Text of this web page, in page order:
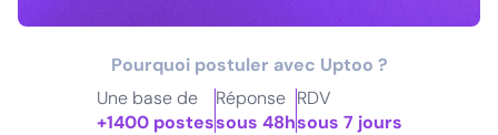
Pourquoi postuler avec Uptoo ?
Une base de
+1400 postes
Réponse
sous 48h
RDV
sous 7 jours